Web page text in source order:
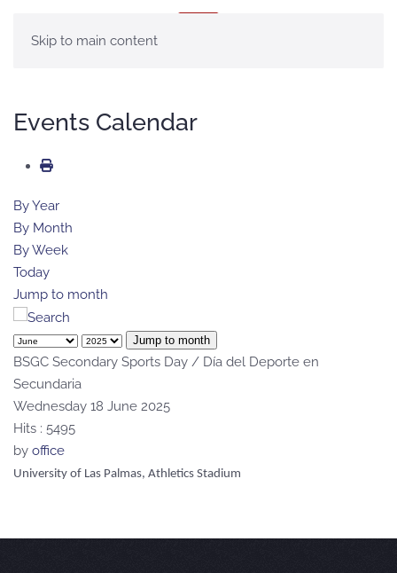
Skip to main content
Events Calendar
By Year
By Month
By Week
Today
Jump to month
Jump to month
BSGC Secondary Sports Day / Día del Deporte en
Secundaria
Wednesday 18 June 2025
Hits : 5495
by office
University of Las Palmas, Athletics Stadium